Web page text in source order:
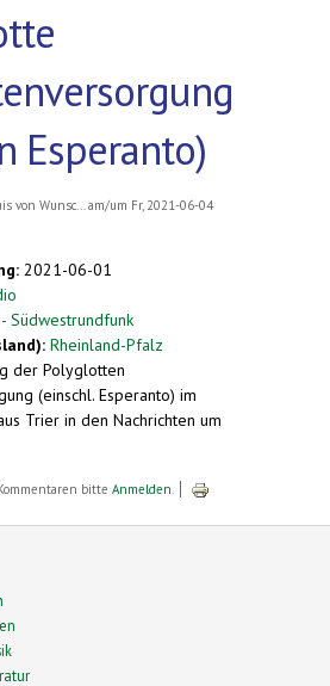
Esperanto)
von Wunsc...
am/um Fr, 2021-06-04
2021-06-01
Südwestrundfunk
Rheinland-Pfalz
der Polyglotten
(einschl. Esperanto) im
Trier in den Nachrichten um
bitte Anmelden